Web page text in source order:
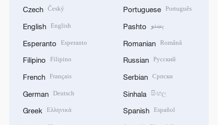
Czech Český
English English
Esperanto Esperanto
Filipino Filipino
French Français
German Deutsch
Greek Ελληνικά
Portuguese Português
Pashto پښتو
Romanian Română
Russian Русский
Serbian Српски
Sinhala සිංහල
Spanish Español